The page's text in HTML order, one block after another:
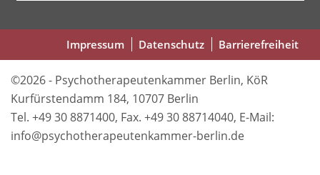
Fußbereichsmenü
Impressum Datenschutz Barrierefreiheit
©2026 - Psychotherapeutenkammer Berlin, KöR
Kurfürstendamm 184, 10707 Berlin
Tel. +49 30 8871400, Fax. +49 30 88714040, E-Mail:
info@psychotherapeutenkammer-berlin.de